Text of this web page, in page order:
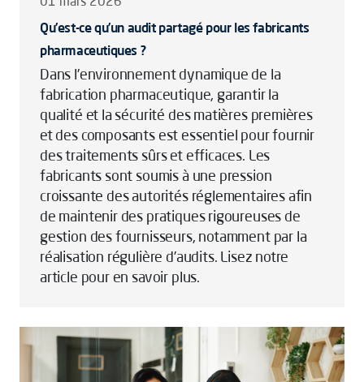
Qu’est-ce qu’un audit partagé pour les fabricants
pharmaceutiques ?
Dans l’environnement dynamique de la
fabrication pharmaceutique, garantir la
qualité et la sécurité des matières premières
et des composants est essentiel pour fournir
des traitements sûrs et efficaces. Les
fabricants sont soumis à une pression
croissante des autorités réglementaires afin
de maintenir des pratiques rigoureuses de
gestion des fournisseurs, notamment par la
réalisation régulière d’audits. Lisez notre
article pour en savoir plus.